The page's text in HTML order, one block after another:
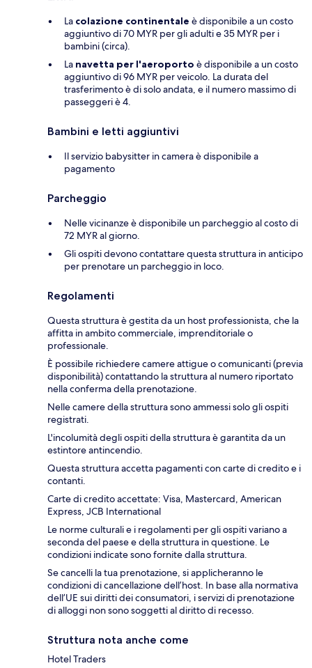
La colazione continentale è disponibile a un costo
aggiuntivo di 70 MYR per gli adulti e 35 MYR per i
bambini (circa).
La navetta per l'aeroporto è disponibile a un costo
aggiuntivo di 96 MYR per veicolo. La durata del
trasferimento è di solo andata, e il numero massimo di
passeggeri è 4.
Bambini e letti aggiuntivi
Il servizio babysitter in camera è disponibile a
pagamento
Parcheggio
Nelle vicinanze è disponibile un parcheggio al costo di
72 MYR al giorno.
Gli ospiti devono contattare questa struttura in anticipo
per prenotare un parcheggio in loco.
Regolamenti
Questa struttura è gestita da un host professionista, che la
affitta in ambito commerciale, imprenditoriale o
professionale.
È possibile richiedere camere attigue o comunicanti (previa
disponibilità) contattando la struttura al numero riportato
nella conferma della prenotazione.
Nelle camere della struttura sono ammessi solo gli ospiti
registrati.
L'incolumità degli ospiti della struttura è garantita da un
estintore antincendio.
Questa struttura accetta pagamenti con carte di credito e i
contanti.
Carte di credito accettate: Visa, Mastercard, American
Express, JCB International
Le norme culturali e i regolamenti per gli ospiti variano a
seconda del paese e della struttura in questione. Le
condizioni indicate sono fornite dalla struttura.
Se cancelli la tua prenotazione, si applicheranno le
condizioni di cancellazione dell’host. In base alla normativa
dell’UE sui diritti dei consumatori, i servizi di prenotazione
di alloggi non sono soggetti al diritto di recesso.
Struttura nota anche come
Hotel Traders